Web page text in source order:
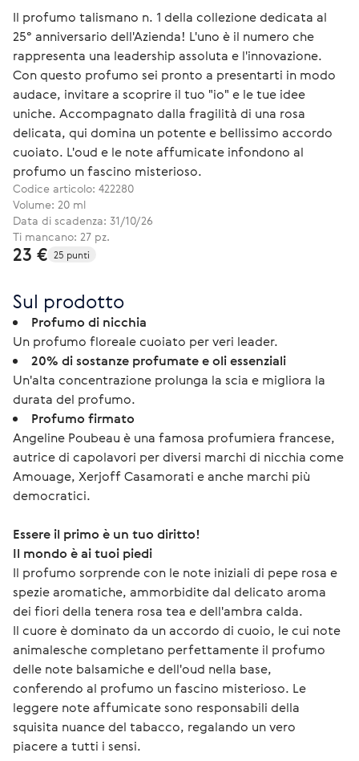
Il profumo talismano n. 1 della collezione dedicata al
25° anniversario dell'Azienda! L'uno è il numero che
rappresenta una leadership assoluta e l'innovazione.
Con questo profumo sei pronto a presentarti in modo
audace, invitare a scoprire il tuo "io" e le tue idee
uniche. Accompagnato dalla fragilità di una rosa
delicata, qui domina un potente e bellissimo accordo
cuoiato. L'oud e le note affumicate infondono al
profumo un fascino misterioso.
Codice articolo: 422280
Volume: 20 ml
Data di scadenza: 31/10/26
Ti mancano: 27 pz.
23 € 25 punti
Sul prodotto
Profumo di nicchia
Un profumo floreale cuoiato per veri leader.
20% di sostanze profumate e oli essenziali
Un'alta concentrazione prolunga la scia e migliora la
durata del profumo.
Profumo firmato
Angeline Poubeau è una famosa profumiera francese,
autrice di capolavori per diversi marchi di nicchia come
Amouage, Xerjoff Casamorati e anche marchi più
democratici.
Essere il primo è un tuo diritto!
Il mondo è ai tuoi piedi
Il profumo sorprende con le note iniziali di pepe rosa e
spezie aromatiche, ammorbidite dal delicato aroma
dei fiori della tenera rosa tea e dell'ambra calda.
Il cuore è dominato da un accordo di cuoio, le cui note
animalesche completano perfettamente il profumo
delle note balsamiche e dell'oud nella base,
conferendo al profumo un fascino misterioso. Le
leggere note affumicate sono responsabili della
squisita nuance del tabacco, regalando un vero
piacere a tutti i sensi.